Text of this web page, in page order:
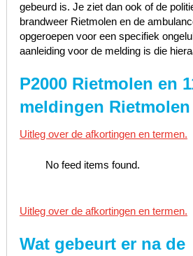
gebeurd is. Je ziet dan ook of de
brandweer Rietmolen en de
opgeroepen voor een specifiek
aanleiding voor de melding is die
P2000 Rietmolen en
meldingen Rietmolen
Uitleg over de afkortingen en termen.
No feed items found.
Uitleg over de afkortingen en termen.
Wat gebeurt er na de